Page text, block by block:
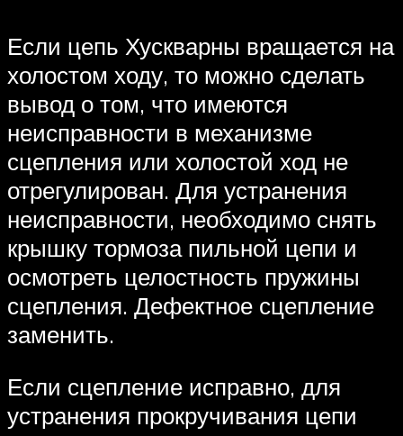
Если цепь Хускварны вращается на
холостом ходу, то можно сделать
вывод о том, что имеются
неисправности в механизме
сцепления или холостой ход не
отрегулирован. Для устранения
неисправности, необходимо снять
крышку тормоза пильной цепи и
осмотреть целостность пружины
сцепления. Дефектное сцепление
заменить.
Если сцепление исправно, для
устранения прокручивания цепи